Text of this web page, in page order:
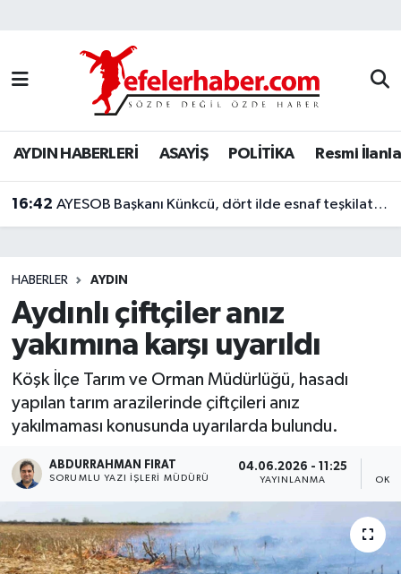
AYDIN HABERLERİ ASAYİŞ POLİTİKA Resmi
16:42 AYESOB Başkanı Künkcü, dört ilde esnaf teşkilatlarıyla buluştu
HABERLER AYDIN
Aydınlı çiftçiler anız
yakımına karşı uyarıldı
Köşk İlçe Tarım ve Orman Müdürlüğü, hasadı
yapılan tarım arazilerinde çiftçileri anız
yakılmaması konusunda uyarılarda bulundu.
ABDURRAHMAN FIRAT
SORUMLU YAZI İŞLERI MÜDÜRÜ
04.06.2026 - 11:25
YAYINLANMA
Nöbetçi Eczaneler
Hava Durumu
Aydin Namaz Vakitleri
Trafik Durumu
Son Dakika Haberleri
Haber Arşivi